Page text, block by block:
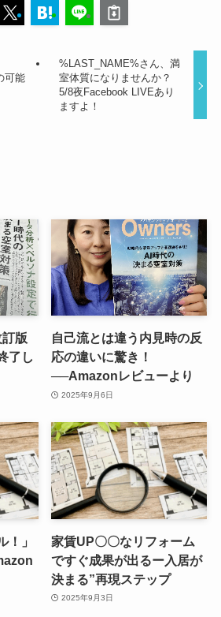
可能
%LAST_NAME%さん、満
室体質になりませんか？
5/8夜Facebook LIVEあり
ますよ！
版
了し
自己流とは違う内見時の反
応の違いに驚き！
──Amazonレビューより
2025年9月6日
！」
家賃UP〇〇なリフォーム
ですぐ成果が出るー入居が
決まる”再現ステップ
2025年9月3日